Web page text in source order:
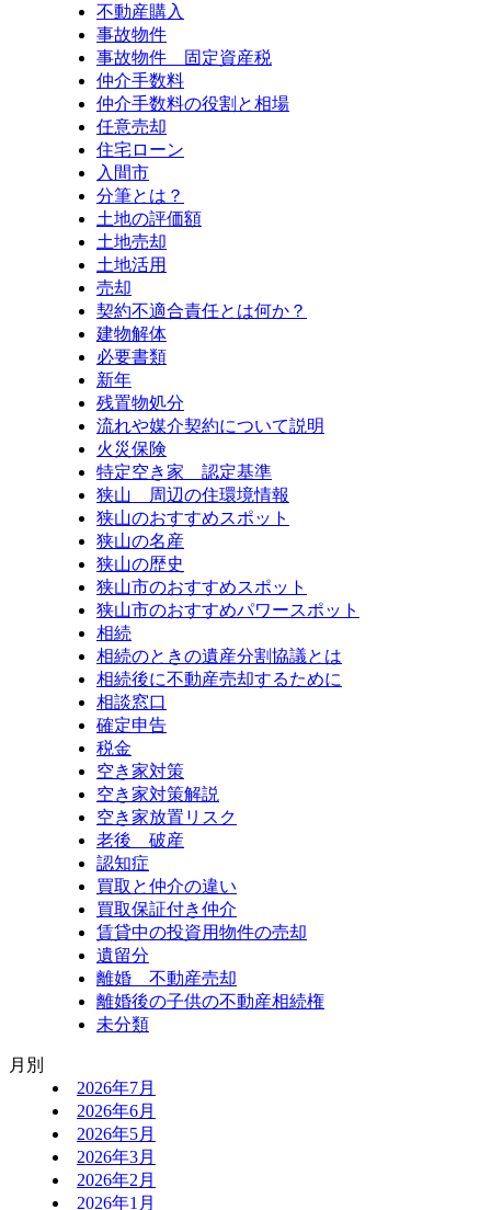
不動産購入
事故物件
事故物件 固定資産税
仲介手数料
仲介手数料の役割と相場
任意売却
住宅ローン
入間市
分筆とは？
土地の評価額
土地売却
土地活用
売却
契約不適合責任とは何か？
建物解体
必要書類
新年
残置物処分
流れや媒介契約について説明
火災保険
特定空き家 認定基準
狭山 周辺の住環境情報
狭山のおすすめスポット
狭山の名産
狭山の歴史
狭山市のおすすめスポット
狭山市のおすすめパワースポット
相続
相続のときの遺産分割協議とは
相続後に不動産売却するために
相談窓口
確定申告
税金
空き家対策
空き家対策解説
空き家放置リスク
老後 破産
認知症
買取と仲介の違い
買取保証付き仲介
賃貸中の投資用物件の売却
遺留分
離婚 不動産売却
離婚後の子供の不動産相続権
未分類
月別
2026年7月
2026年6月
2026年5月
2026年3月
2026年2月
2026年1月